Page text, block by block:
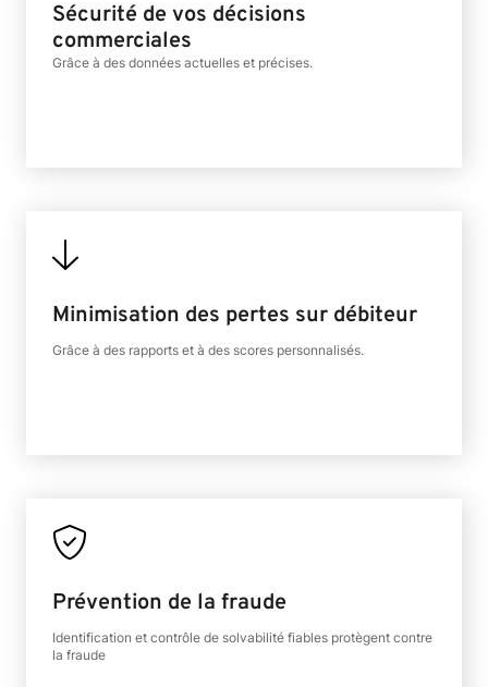
Sécurité de vos décisions
commerciales
Grâce à des données actuelles et précises.
Minimisation des pertes sur débiteur
Grâce à des rapports et à des scores personnalisés.
Prévention de la fraude
Identification et contrôle de solvabilité fiables protègent contre
la fraude